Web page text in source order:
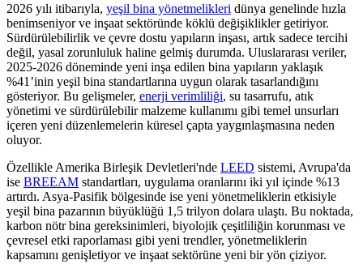
2026 yılı itibarıyla, yeşil bina yönetmelikleri dünya genelinde hızla
benimseniyor ve inşaat sektöründe köklü değişiklikler getiriyor.
Sürdürülebilirlik ve çevre dostu yapıların inşası, artık sadece tercihi
değil, yasal zorunluluk haline gelmiş durumda. Uluslararası veriler,
2025-2026 döneminde yeni inşa edilen bina yapıların yaklaşık
%41’inin yeşil bina standartlarına uygun olarak tasarlandığını
gösteriyor. Bu gelişmeler, enerji verimliliği, su tasarrufu, atık
yönetimi ve sürdürülebilir malzeme kullanımı gibi temel unsurları
içeren yeni düzenlemelerin küresel çapta yaygınlaşmasına neden
oluyor.
Özellikle Amerika Birleşik Devletleri'nde LEED sistemi, Avrupa'da
ise BREEAM standartları, uygulama oranlarını iki yıl içinde %13
artırdı. Asya-Pasifik bölgesinde ise yeni yönetmeliklerin etkisiyle
yeşil bina pazarının büyüklüğü 1,5 trilyon dolara ulaştı. Bu noktada,
karbon nötr bina gereksinimleri, biyolojik çeşitliliğin korunması ve
çevresel etki raporlaması gibi yeni trendler, yönetmeliklerin
kapsamını genişletiyor ve inşaat sektörüne yeni bir yön çiziyor.